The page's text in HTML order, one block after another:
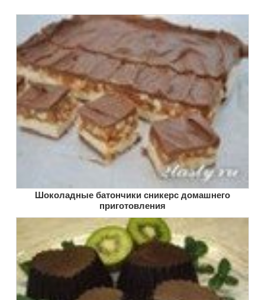
Шоколадные батончики сникерс домашнего
приготовления